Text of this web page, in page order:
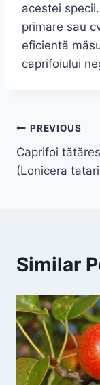
acestei
primare sau
eficientă
caprifoiului
Navigare
în
PREVIOUS
Caprifoi
(Lonicera
Similar